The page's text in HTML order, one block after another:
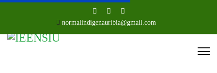
normalindigenauribia@gmail.com